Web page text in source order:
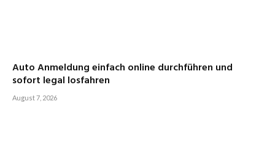
Auto Anmeldung einfach online durchführen und
sofort legal losfahren
August 7, 2026